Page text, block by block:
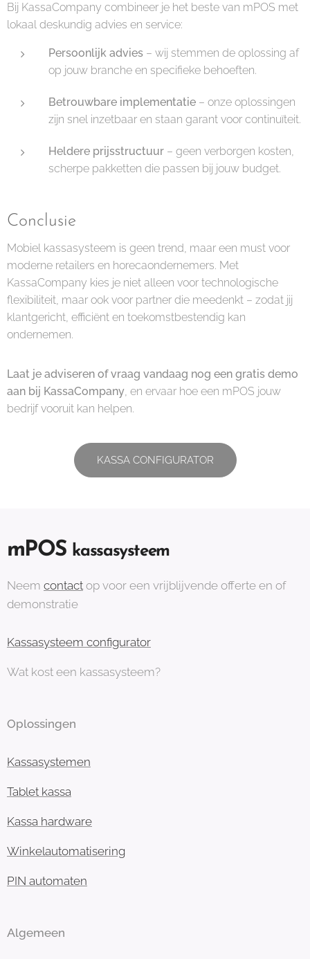
Bij KassaCompany combineer je het beste van mPOS met
lokaal deskundig advies en service:
Persoonlijk advies – wij stemmen de oplossing af
op jouw branche en specifieke behoeften.
Betrouwbare implementatie – onze oplossingen
zijn snel inzetbaar en staan garant voor continuïteit.
Heldere prijsstructuur – geen verborgen kosten,
scherpe pakketten die passen bij jouw budget.
Conclusie
Mobiel kassasysteem is geen trend, maar een must voor
moderne retailers en horecaondernemers. Met
KassaCompany kies je niet alleen voor technologische
flexibiliteit, maar ook voor partner die meedenkt – zodat jij
klantgericht, efficiënt en toekomstbestendig kan
ondernemen.
Laat je adviseren of vraag vandaag nog een gratis demo
aan bij KassaCompany, en ervaar hoe een mPOS jouw
bedrijf vooruit kan helpen.
KASSA CONFIGURATOR
mPOS kassasysteem
Neem contactop voor een vrijblijvende offerte en of
demonstratie
Kassasysteem configurator
Wat kost een kassasysteem?
Oplossingen
Kassasystemen
Tablet kassa
Kassa hardware
Winkelautomatisering
PIN automaten
Algemeen